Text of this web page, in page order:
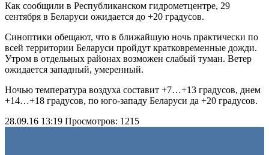
Как сообщили в Республиканском гидрометцентре, 29
сентября в Беларуси ожидается до +20 градусов.
Синоптики обещают, что в ближайшую ночь практически по
всей территории Беларуси пройдут кратковременные дожди.
Утром в отдельных районах возможен слабый туман. Ветер
ожидается западный, умеренный.
Ночью температура воздуха составит +7…+13 градусов, днем
+14…+18 градусов, по юго-западу Беларуси да +20 градусов.
28.09.16 13:19 Просмотров: 1215